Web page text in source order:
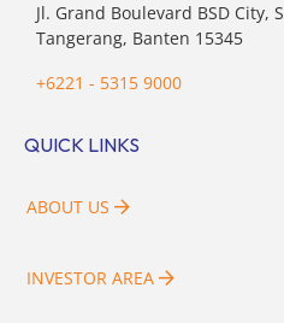
Jl. Grand Boulevard BSD City,
Tangerang, Banten 15345
+6221 - 5315 9000
QUICK LINKS
ABOUT US
INVESTOR AREA